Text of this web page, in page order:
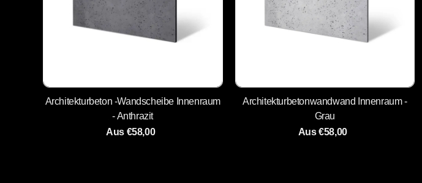
Architekturbeton -Wandscheibe Innenraum
- Anthrazit
Aus €58,00
Architekturbetonwandwand Innenraum -
Grau
Aus €58,00